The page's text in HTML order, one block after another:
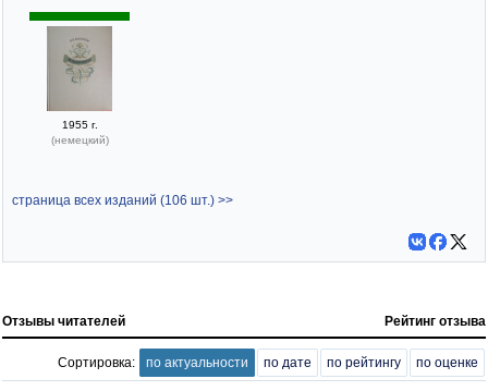
1955 г.
(немецкий)
страница всех изданий (106 шт.) >>
Отзывы читателей Рейтинг отзыва
Сортировка: по актуальности по дате по рейтингу по оценке